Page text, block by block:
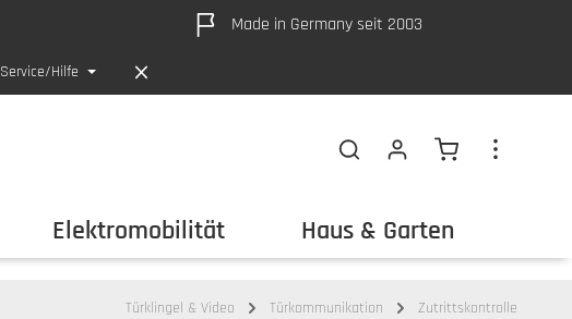
Made in Germany seit 2003
Service/Hilfe
Warenkorb
Elektromobilität Haus & Garten
Türklingel & Video Türkommunikation Zutrittskontrolle